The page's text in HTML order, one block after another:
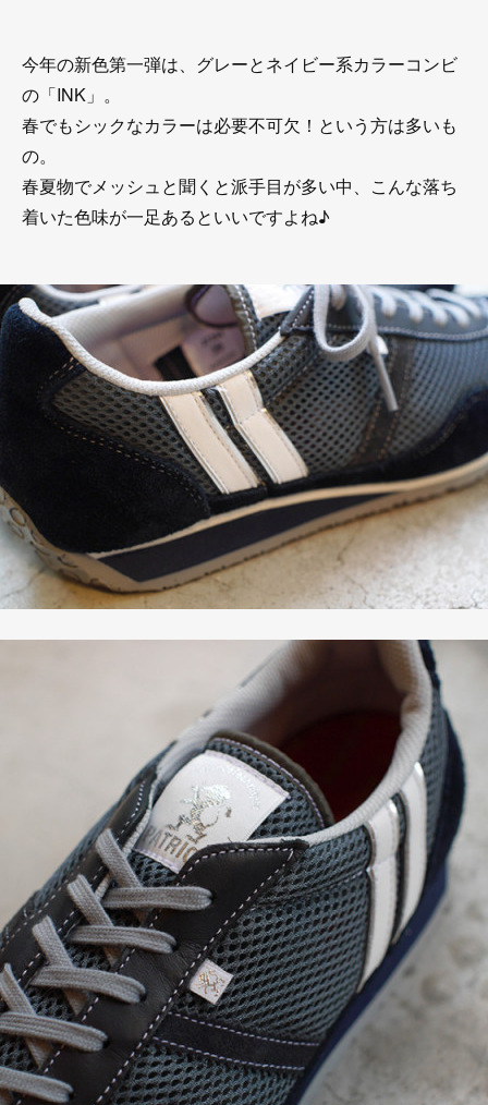
今年の新色第一弾は、グレーとネイビー系カラーコンビ
の「INK」。
春でもシックなカラーは必要不可欠！という方は多いも
の。
春夏物でメッシュと聞くと派手目が多い中、こんな落ち
着いた色味が一足あるといいですよね♪